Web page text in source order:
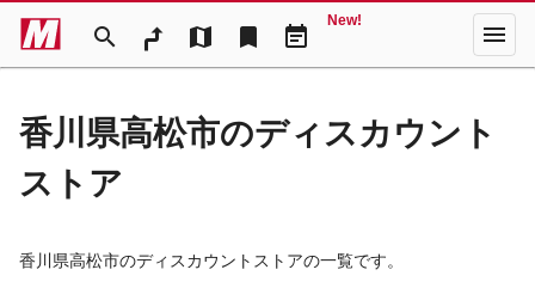
search map bookmark event_note
New! menu
香川県高松市のディスカウント
ストア
香川県高松市のディスカウントストアの一覧です。